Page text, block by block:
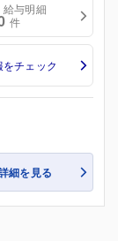
給与明細
件
チェック
細を見る